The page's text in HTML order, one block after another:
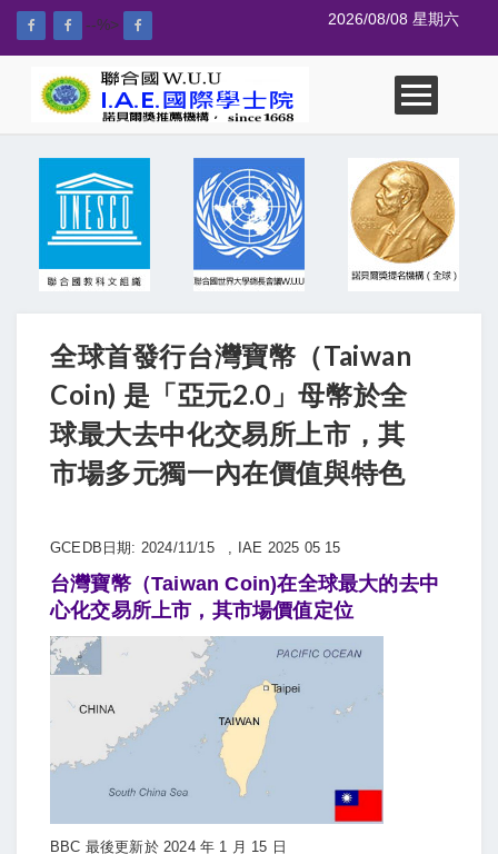
--%> 2026/08/08 星期六
全球首發行台灣寶幣（Taiwan
Coin) 是「亞元2.0」母幣於全
球最大去中化交易所上市，其
市場多元獨一內在價值與特色
GCEDB日期: 2024/11/15 , IAE 2025 05 15
台灣寶幣（Taiwan Coin)在全球最大的去中
心化交易所上市，其市場價值定位
BBC 最後更新於 2024 年 1 月 15 日